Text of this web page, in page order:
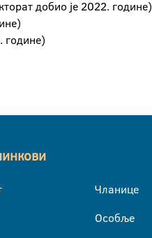
добио је 2022. године)
године)
Чланице
Особље